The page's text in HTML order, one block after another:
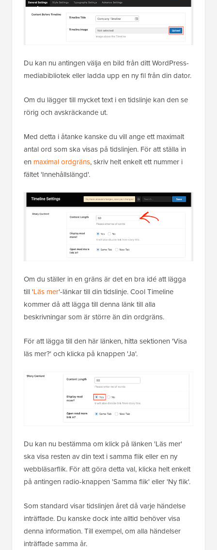
Du kan nu antingen välja en bild från ditt WordPress-
mediabibliotek eller ladda upp en ny fil från din dator.
Om du lägger till mycket text i en tidslinje kan den se
rörig och avskräckande ut.
Med detta i åtanke kanske du vill ange ett maximalt
antal ord som ska visas på tidslinjen. För att ställa in
en maximal ordgräns, skriv helt enkelt ett nummer i
fältet 'Innehållslängd'.
Om du ställer in en gräns är det en bra idé att lägga
till 'Läs mer'-länkar till din tidslinje. Cool Timeline
kommer då att lägga till denna länk till alla
beskrivningar som är större än din ordgräns.
För att lägga till den här länken, hitta sektionen 'Visa
läs mer?' och klicka på knappen 'Ja'.
Du kan nu bestämma om klick på länken 'Läs mer'
ska visa resten av din text i samma flik eller en ny
webbläsarflik. För att göra detta val, klicka helt enkelt
på antingen radio-knappen 'Samma flik' eller 'Ny flik'.
Som standard visar tidslinjen året då varje händelse
inträffade. Du kanske dock inte alltid behöver visa
denna information. Till exempel, om alla händelser
inträffade samma år.